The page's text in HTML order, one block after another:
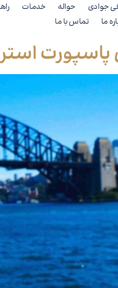
جوادی حواله خدمات
ما
تماس با ما
پاسپورت